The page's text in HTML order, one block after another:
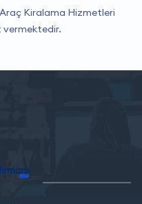
Araç Kiralama Hizmetleri